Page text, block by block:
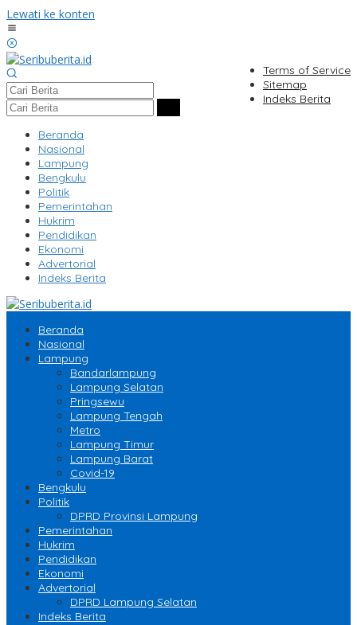
Lewati ke konten
Terms of Service
Sitemap
Indeks Berita
Beranda
Nasional
Lampung
Bengkulu
Politik
Pemerintahan
Hukrim
Pendidikan
Ekonomi
Advertorial
Indeks Berita
Beranda
Nasional
Lampung
Bandarlampung
Lampung Selatan
Pringsewu
Lampung Tengah
Metro
Lampung Timur
Lampung Barat
Covid-19
Bengkulu
Politik
DPRD Provinsi Lampung
Pemerintahan
Hukrim
Pendidikan
Ekonomi
Advertorial
DPRD Lampung Selatan
Indeks Berita